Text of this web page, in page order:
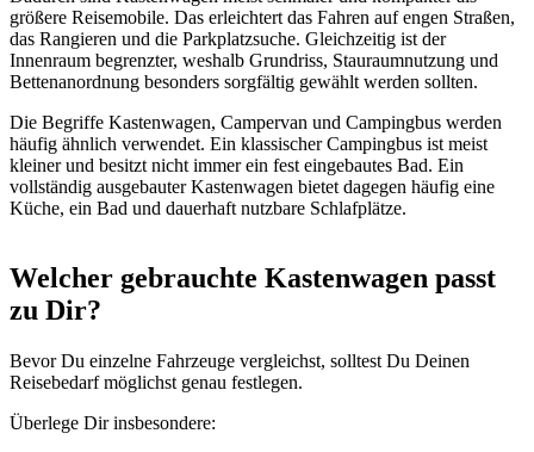
größere Reisemobile. Das erleichtert das Fahren auf engen Straßen,
das Rangieren und die Parkplatzsuche. Gleichzeitig ist der
Innenraum begrenzter, weshalb Grundriss, Stauraumnutzung und
Bettenanordnung besonders sorgfältig gewählt werden sollten.
Die Begriffe Kastenwagen, Campervan und Campingbus werden
häufig ähnlich verwendet. Ein klassischer Campingbus ist meist
kleiner und besitzt nicht immer ein fest eingebautes Bad. Ein
vollständig ausgebauter Kastenwagen bietet dagegen häufig eine
Küche, ein Bad und dauerhaft nutzbare Schlafplätze.
Welcher gebrauchte Kastenwagen passt
zu Dir?
Bevor Du einzelne Fahrzeuge vergleichst, solltest Du Deinen
Reisebedarf möglichst genau festlegen.
Überlege Dir insbesondere: